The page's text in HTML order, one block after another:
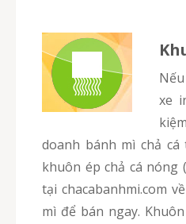
Nếu bạn đã có một chiếc
xe
doanh bánh mì chả
khuôn ép chả cá nóng
tại chacabanhmi.com
mì để bán ngay.